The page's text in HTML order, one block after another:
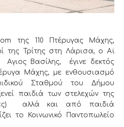
της 110 Πτέρυγας Μάχης,
της Τρίτης στη Λάρισα, ο Αϊ
Βασίλης, έγινε δεκτός
Μάχης, με ενθουσιασμό
Σταθμού του Δήμου
παιδιά των στελεχών της
αλλά και από παιδιά
το Κοινωνικό Παντοπωλείο